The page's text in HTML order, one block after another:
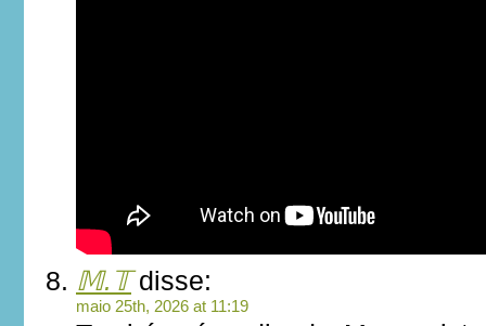
𝕄.𝕋disse:
maio 25th, 2026 at 11:19